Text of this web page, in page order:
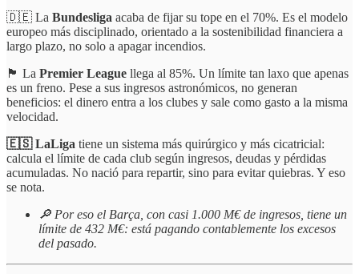
🇩🇪 La Bundesliga acaba de fijar su tope en el 70%. Es el modelo
europeo más disciplinado, orientado a la sostenibilidad financiera a
largo plazo, no solo a apagar incendios.
🏴󠁧󠁢󠁥󠁮󠁧󠁿 La Premier League llega al 85%. Un límite tan laxo que apenas
es un freno. Pese a sus ingresos astronómicos, no generan
beneficios: el dinero entra a los clubes y sale como gasto a la misma
velocidad.
🇪🇸 LaLiga tiene un sistema más quirúrgico y más cicatricial:
calcula el límite de cada club según ingresos, deudas y pérdidas
acumuladas. No nació para repartir, sino para evitar quiebras. Y eso
se nota.
🔎 Por eso el Barça, con casi 1.000 M€ de ingresos, tiene un
límite de 432 M€: está pagando contablemente los excesos
del pasado.